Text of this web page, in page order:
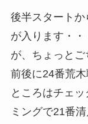
後半スタート
が入ります・
が、ちょっと
前後に24番荒
ところはチェ
ミングで21番